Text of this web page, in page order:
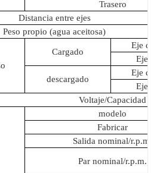
Trasero
Distancia entre ejes
Peso propio (agua aceitosa)
Cargado
Eje
Eje
descargado
Eje
Eje
Voltaje/Capacidad
modelo
Fabricar
Salida nominal/r.p.m.
Par nominal/r.p.m.